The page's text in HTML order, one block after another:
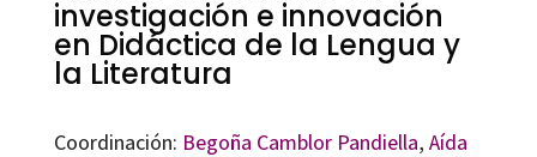
investigación e innovación
en Didáctica de la Lengua y
la Literatura
Coordinación: Begoña Camblor Pandiella, Aída